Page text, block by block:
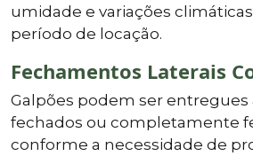
umidade e variações
período de locação.
Fechamentos Laterais
Galpões podem ser entregues
fechados ou completamente
conforme a necessidade de